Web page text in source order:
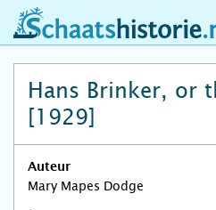
schaatshistorie.nl
Hans Brinker, or
[1929]
Auteur
Mary Mapes Dodge